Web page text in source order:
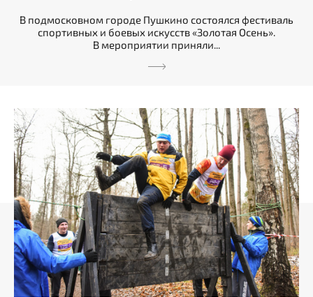
В подмосковном городе Пушкино состоялся фестиваль
спортивных и боевых искусств «Золотая Осень».
В мероприятии приняли...